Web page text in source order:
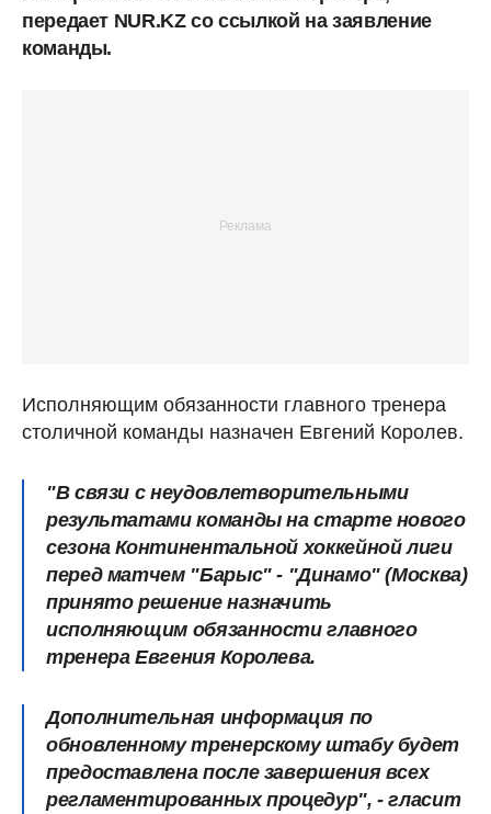
передает NUR.KZ со ссылкой на заявление
команды.
Исполняющим обязанности главного тренера
столичной команды назначен Евгений Королев.
"В связи с неудовлетворительными
результатами команды на старте нового
сезона Континентальной хоккейной лиги
перед матчем "Барыс" - "Динамо" (Москва)
принято решение назначить
исполняющим обязанности главного
тренера Евгения Королева.
Дополнительная информация по
обновленному тренерскому штабу будет
предоставлена после завершения всех
регламентированных процедур", - гласит